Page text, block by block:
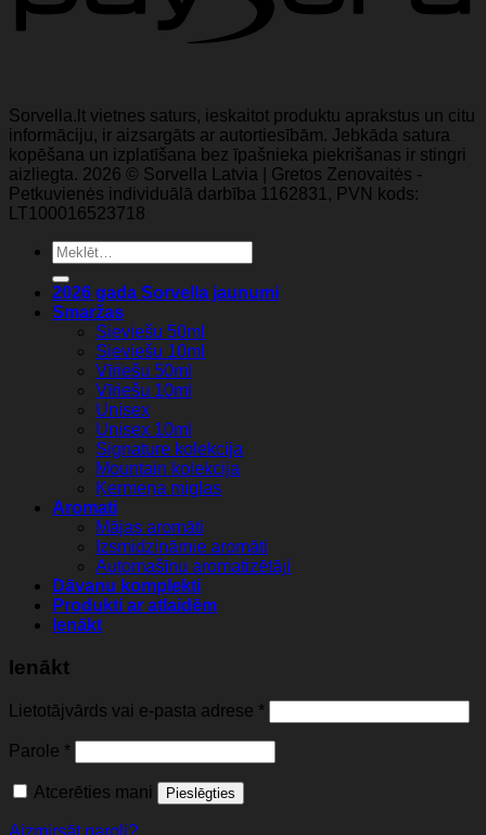
Sorvella.lt vietnes saturs, ieskaitot produktu aprakstus un citu
informāciju, ir aizsargāts ar autortiesībām. Jebkāda satura
kopēšana un izplatīšana bez īpašnieka piekrišanas ir stingri
aizliegta. 2026 © Sorvella Latvia | Gretos Zenovaitės -
Petkuvienės individuālā darbība 1162831, PVN kods:
LT100016523718
Meklēt:
2026 gada Sorvella jaunumi
Smaržas
Sieviešu 50ml
Sieviešu 10ml
Vīriešu 50ml
Vīriešu 10ml
Unisex
Unisex 10ml
Signature kolekcija
Mountain kolekcija
Ķermeņa miglas
Aromati
Mājas aromāti
Izsmidzināmie aromāti
Automašīnu aromatizētāji
Dāvanu komplekti
Produkti ar atlaidēm
Ienākt
Ienākt
Lietotājvārds vai e-pasta adrese *
Parole *
Atcerēties mani Pieslēgties
Aizmirsāt paroli?